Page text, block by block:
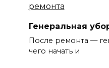
Генеральная
После ремонта —
чего начать и